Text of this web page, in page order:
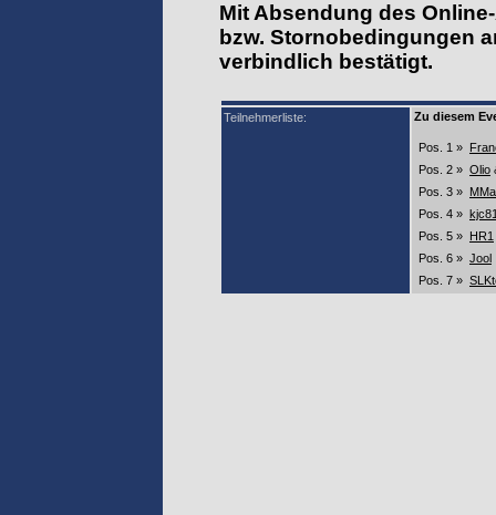
Mit Absendung des
bzw. Stornobedingungen
verbindlich bestätigt.
Teilnehmerliste: Zu diesem
Pos. 1 »
Pos. 2 » Olio
Pos. 3 »
Pos. 4 »
Pos. 5 » HR1
Pos. 6 » Jool
Pos. 7 »